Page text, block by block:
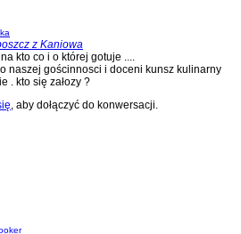
z Kaniowa
kto co i o której gotuje ....
naszej gościnnosci i doceni kunsz kulinarny
. kto się załozy ?
, aby dołączyć do konwersacji.